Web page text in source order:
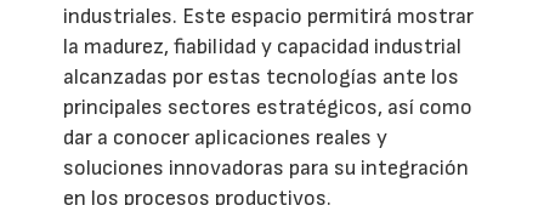
industriales. Este espacio permitirá mostrar
la madurez, fiabilidad y capacidad industrial
alcanzadas por estas tecnologías ante los
principales sectores estratégicos, así como
dar a conocer aplicaciones reales y
soluciones innovadoras para su integración
en los procesos productivos.